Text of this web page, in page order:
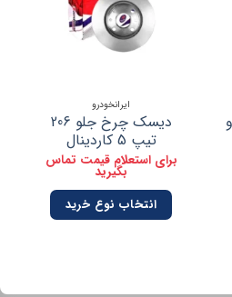
ایرانخودرو
دیسک چرخ جلو 206
تیپ 5 کاردینال
برای استعلام قیمت تماس
بگیرید
انتخاب نوع خرید